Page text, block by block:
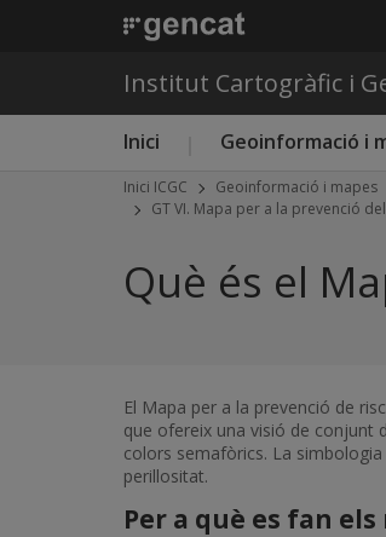
Institut Cartogràfic i
Menú principal ICGC
Inici Geoinformació i
Inici ICGC Geoinformació i mapes
GT VI. Mapa per a la prevenció
Què és el
El Mapa per a la prevenció de
que ofereix una visió de conjunt
colors semafòrics. La
perillositat.
Per a què es fan